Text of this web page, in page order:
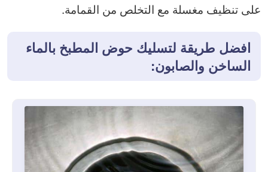
على تنظيف مغسلة مع التخلص من القمامة.
افضل طريقة لتسليك حوض المطبخ بالماء
الساخن والصابون: